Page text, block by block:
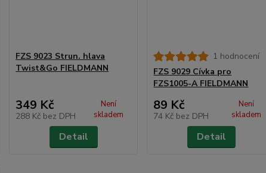
FZS 9023 Strun. hlava
Twist&Go FIELDMANN
349 Kč
288 Kč bez DPH
Není
skladem
Detail
1 hodnocení
FZS 9029 Cívka pro
FZS1005-A FIELDMANN
89 Kč
74 Kč bez DPH
Není
skladem
Detail